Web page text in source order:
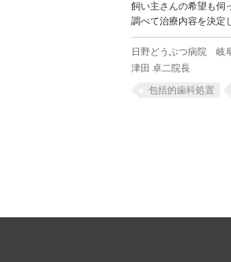
飼い主さんの希望も伺
調べて治療内容を決定
日野どうぶつ病院 岐
津田 卓二院長
包括的歯科処置